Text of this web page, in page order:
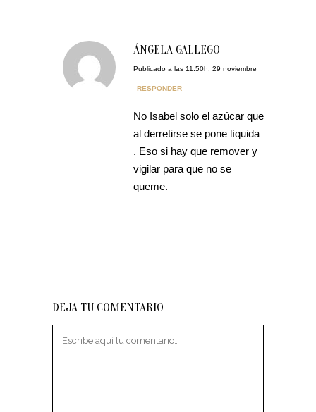
ÁNGELA GALLEGO
Publicado a las 11:50h, 29 noviembre
RESPONDER
No Isabel solo el azúcar que
al derretirse se pone líquida
. Eso si hay que remover y
vigilar para que no se
queme.
DEJA TU COMENTARIO